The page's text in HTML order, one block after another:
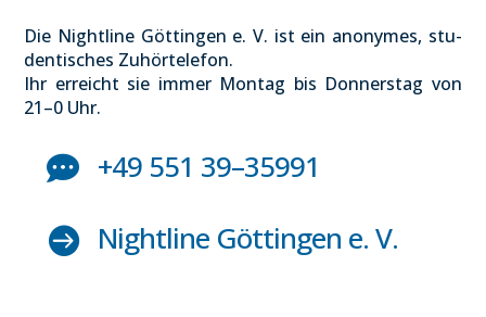
Die Night­li­ne Göt­tin­gen e. V. ist ein anony­mes, stu­
den­ti­sches Zuhör­te­le­fon.
Ihr erreicht sie immer Mon­tag bis Don­ners­tag von
21–0 Uhr.
 +49 551 39–35991
 Night­li­ne Göt­tin­gen e. V.